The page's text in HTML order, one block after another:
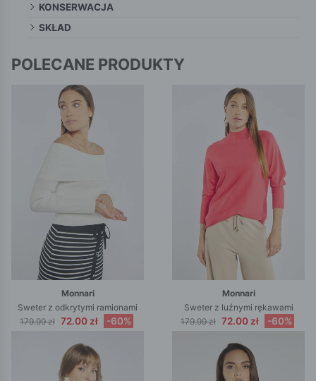
KONSERWACJA
SKŁAD
POLECANE PRODUKTY
Monnari
Sweter z odkrytymi ramionami
179.99 zł 72.00 zł -60%
Monnari
Sweter z luźnymi rękawami
179.99 zł 72.00 zł -60%